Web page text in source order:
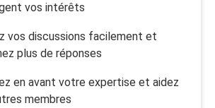
vos intérêts
vos discussions facilement et
plus de réponses
en avant votre expertise et aidez
membres